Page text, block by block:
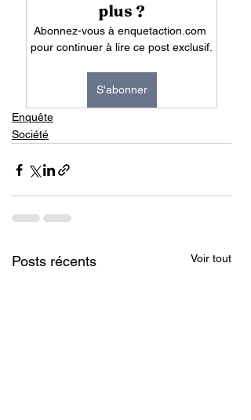
plus ?
Abonnez-vous à enquetaction.com
pour continuer à lire ce post exclusif.
S'abonner
Enquête
Société
Posts récents Voir tout